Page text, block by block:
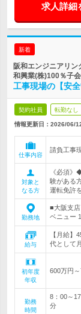
求人詳細
新着
阪和エンジニアリ
和興業(株)100％子
工事現場の【安
契約社員 転勤なし
情報更新日：2026/06/
仕事内容
請負工事
対象と
なる方
《必須
験がある
運転免許
勤務地
■大阪支
ベニュー
給与
【月給
代として
初年度
年収
600万円
勤務
時間
8：00～